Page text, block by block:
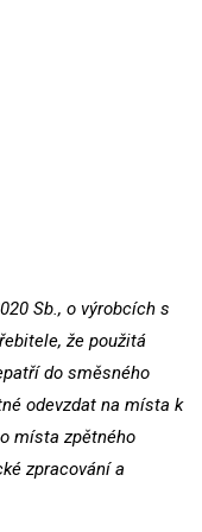
Sb., o výrobcích s
že použitá
do směsného
odevzdat na místa k
místa zpětného
zpracování a